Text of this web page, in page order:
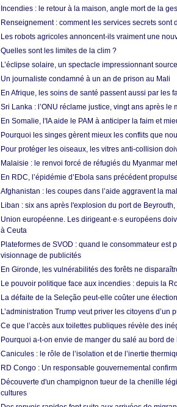
Incendies : le retour à la maison, angle mort de la
Renseignement : comment les services secrets sont
Les robots agricoles annoncent-ils vraiment une
Quelles sont les limites de la clim ?
L’éclipse solaire, un spectacle impressionnant
Un journaliste condamné à un an de prison au Mali
En Afrique, les soins de santé passent aussi par les
Sri Lanka : l’ONU réclame justice, vingt ans après le
En Somalie, l'IA aide le PAM à anticiper la faim et
Pourquoi les singes gèrent mieux les conflits que
Pour protéger les oiseaux, les vitres anti-collision
Malaisie : le renvoi forcé de réfugiés du Myanmar
En RDC, l’épidémie d’Ebola sans précédent
Afghanistan : les coupes dans l’aide aggravent la
Liban : six ans après l'explosion du port de
Union européenne. Les dirigeant·e·s européens
à Ceuta
Plateformes de SVOD : quand le consommateur
visionnage de publicités
En Gironde, les vulnérabilités des forêts ne
Le pouvoir politique face aux incendies : depuis la
La défaite de la Seleção peut-elle coûter une
L’administration Trump veut priver les citoyens
Ce que l’accès aux toilettes publiques révèle des
Pourquoi a-t-on envie de manger du salé au bord de
Canicules : le rôle de l’isolation et de l’inertie
RD Congo : Un responsable gouvernemental
Découverte d'un champignon tueur de la chenille
cultures